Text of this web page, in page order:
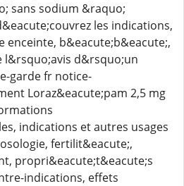
sans sodium &raquo;
les indications,
enceinte, b&eacute;b&eacute;,
l&rsquo;avis d&rsquo;un
garde fr notice-
Loraz&eacute;pam 2,5 mg
indications et autres usages
fertilit&eacute;,
propri&eacute;t&eacute;s
indications, effets